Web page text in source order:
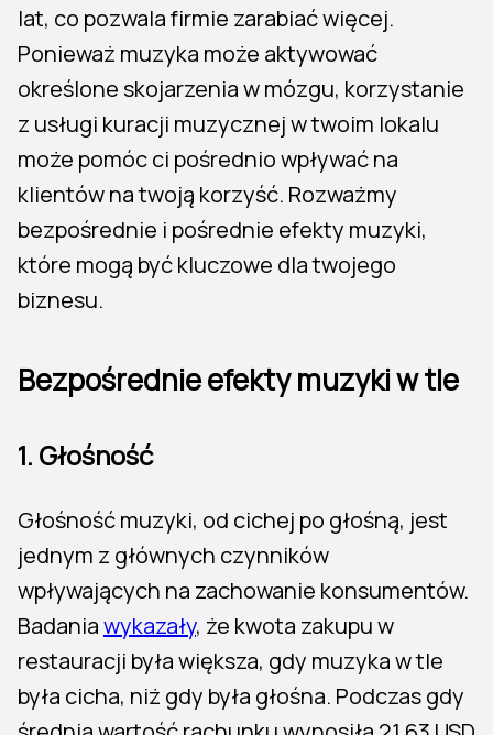
lat, co pozwala firmie zarabiać więcej.
Ponieważ muzyka może aktywować
określone skojarzenia w mózgu, korzystanie
z usługi kuracji muzycznej w twoim lokalu
może pomóc ci pośrednio wpływać na
klientów na twoją korzyść. Rozważmy
bezpośrednie i pośrednie efekty muzyki,
które mogą być kluczowe dla twojego
biznesu.
Bezpośrednie efekty muzyki w tle
1. Głośność
Głośność muzyki, od cichej po głośną, jest
jednym z głównych czynników
wpływających na zachowanie konsumentów.
Badaniawykazały, że kwota zakupu w
restauracji była większa, gdy muzyka w tle
była cicha, niż gdy była głośna. Podczas gdy